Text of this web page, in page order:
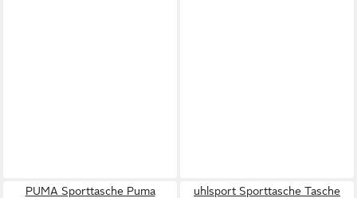
PUMA Sporttasche Puma
uhlsport Sporttasche Tasche